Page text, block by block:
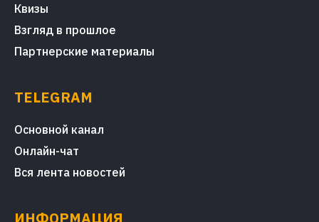
Квизы
Взгляд в прошлое
Партнерские материалы
TELEGRAM
Основной канал
Онлайн-чат
Вся лента новостей
ИНФОРМАЦИЯ